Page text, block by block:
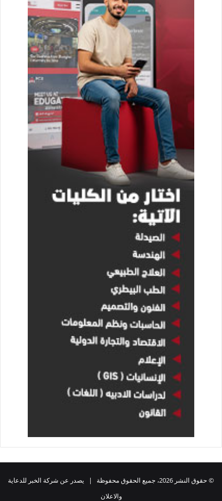
© حقوق النشر 2026، جميع الحقوق محفوظة | يصدر عن شركة الخبر للدعاية
والاعلان